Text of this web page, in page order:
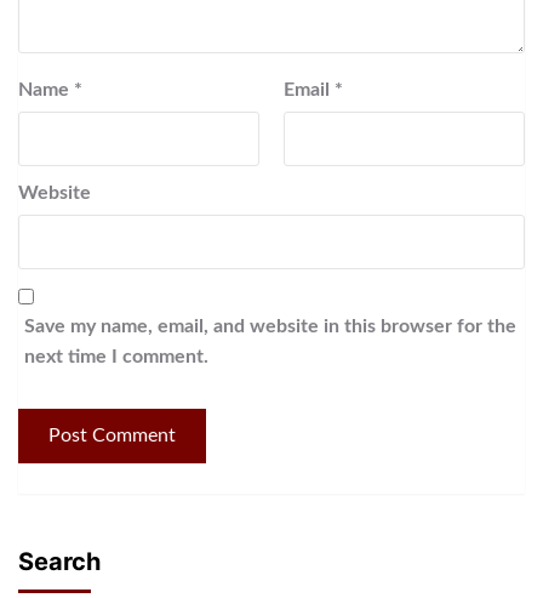
Name * Email *
Website
Save my name, email, and website in this browser for the
next time I comment.
Search